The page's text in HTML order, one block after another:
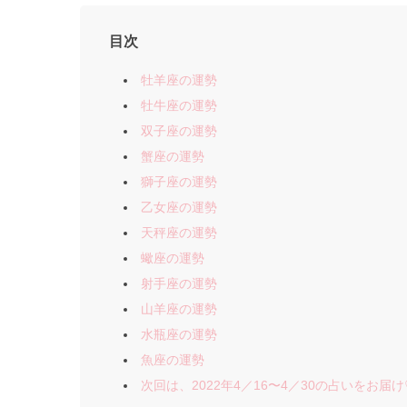
目次
牡羊座の運勢
牡牛座の運勢
双子座の運勢
蟹座の運勢
獅子座の運勢
乙女座の運勢
天秤座の運勢
蠍座の運勢
射手座の運勢
山羊座の運勢
水瓶座の運勢
魚座の運勢
次回は、2022年4／16〜4／30の占いをお届